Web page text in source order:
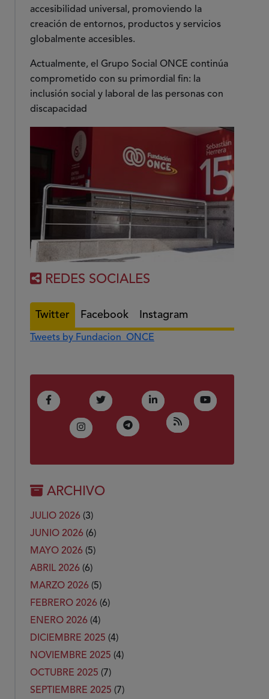
accesibilidad universal, promoviendo la
creación de entornos, productos y servicios
globalmente accesibles.
Actualmente, el Grupo Social ONCE continúa
comprometido con su primordial fin: la
inclusión social y laboral de las personas con
discapacidad
REDES SOCIALES
Twitter Facebook Instagram
Tweets by Fundacion_ONCE
Facebook
(Abre en nueva ventana)
Twitter
(Abre en nueva ventana)
LinkedIn
(Abre en nueva ventana)
Youtube
(Abre en
Instagram
(Abre en nueva ventana)
Telegram
(Abre en nueva ventana)
RSS
(Abre en nueva
ARCHIVO
JULIO 2026 (3)
JUNIO 2026 (6)
MAYO 2026 (5)
ABRIL 2026 (6)
MARZO 2026 (5)
FEBRERO 2026 (6)
ENERO 2026 (4)
DICIEMBRE 2025 (4)
NOVIEMBRE 2025 (4)
OCTUBRE 2025 (7)
SEPTIEMBRE 2025 (7)